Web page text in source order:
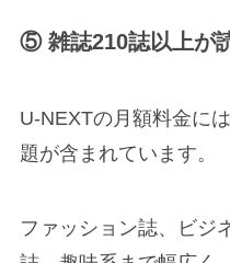
⑤ 雑誌210誌以上が
U-NEXTの月額料金に
題が含まれています。
ファッション誌、ビジ